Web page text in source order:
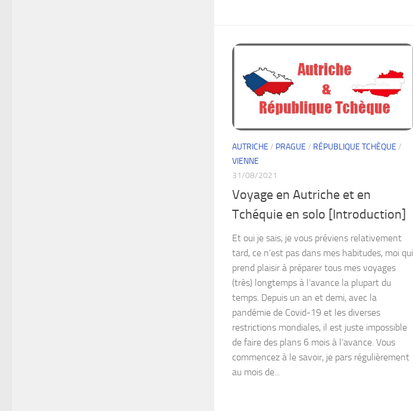
AUTRICHE / PRAGUE / RÉPUBLIQUE TCHÈQUE /
VIENNE
31/08/2021
Voyage en Autriche et en
Tchéquie en solo [Introduction]
Et oui je sais, je vous préviens relativement
tard, ce n’est pas dans mes habitudes, moi qui
prend plaisir à préparer tous mes voyages
(très) longtemps à l’avance la plupart du
temps. Depuis un an et demi, avec la
pandémie de Covid-19 et les diverses
restrictions mondiales, il est juste impossible
de faire des plans 6 mois à l’avance. Vous
commencez à le savoir, je pars régulièrement
au mois de...